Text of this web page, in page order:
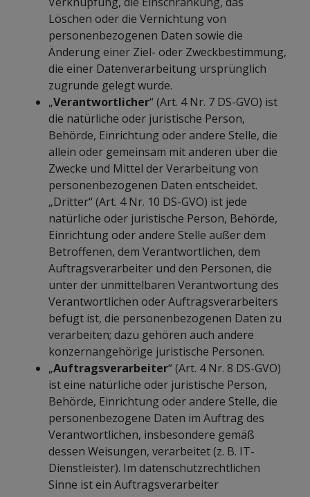
Löschen oder die Vernichtung von
personenbezogenen Daten sowie die
Änderung einer Ziel- oder Zweckbestimmung,
die einer Datenverarbeitung ursprünglich
zugrunde gelegt wurde.
„Verantwortlicher“ (Art. 4 Nr. 7 DS-GVO) ist
die natürliche oder juristische Person,
Behörde, Einrichtung oder andere Stelle, die
allein oder gemeinsam mit anderen über die
Zwecke und Mittel der Verarbeitung von
personenbezogenen Daten entscheidet.
„Dritter“ (Art. 4 Nr. 10 DS-GVO) ist jede
natürliche oder juristische Person, Behörde,
Einrichtung oder andere Stelle außer dem
Betroffenen, dem Verantwortlichen, dem
Auftragsverarbeiter und den Personen, die
unter der unmittelbaren Verantwortung des
Verantwortlichen oder Auftragsverarbeiters
befugt ist, die personenbezogenen Daten zu
verarbeiten; dazu gehören auch andere
konzernangehörige juristische Personen.
„Auftragsverarbeiter“ (Art. 4 Nr. 8 DS-GVO)
ist eine natürliche oder juristische Person,
Behörde, Einrichtung oder andere Stelle, die
personenbezogene Daten im Auftrag des
Verantwortlichen, insbesondere gemäß
dessen Weisungen, verarbeitet (z. B. IT-
Dienstleister). Im datenschutzrechtlichen
Sinne ist ein Auftragsverarbeiter